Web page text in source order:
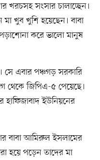
খরচসহ সংসার চালাচ্ছেন।
খুব খুশি হয়েছেন। বাবা
করে ভালো মানুষ
এবার পঞ্চগড় সরকারি
থেকে জিপিএ-৫ পেয়েছে।
ইউনিয়নের
বাবা আমিরুল ইসলামের
হয়ে পড়েন তাদের মা